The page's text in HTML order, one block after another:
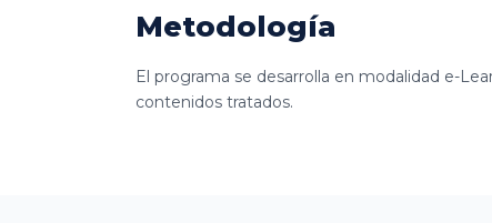
Metodología
El programa se desarrolla en modalidad e-
contenidos tratados.